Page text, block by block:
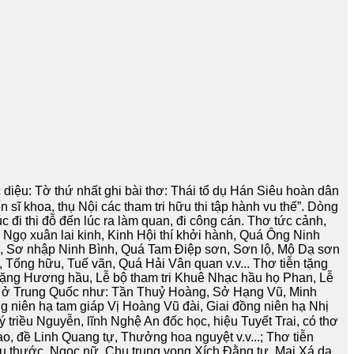
Tờ thứ nhất ghi bài thơ: Thái tổ dụ Hán Siêu hoàn dân
khoa, thụ Nội các tham tri hữu thi tập hành vu thế”. Dòng
đi thi đỗ đến lúc ra làm quan, đi công cán. Thơ tức cảnh,
xuân lai kinh, Kinh Hội thí khởi hành, Quá Ông Ninh
nhập Ninh Bình, Quá Tam Điệp sơn, Sơn lộ, Mộ Dạ sơn
hữu, Tuế vãn, Quá Hải Vân quan v.v... Thơ tiễn tặng
Hương hầu, Lễ bộ tham tri Khuê Nhạc hầu họ Phan, Lễ
Trung Quốc như: Tần Thuỷ Hoàng, Sở Hạng Vũ, Minh
niên hạ tam giáp Vị Hoàng Vũ đài, Giai đồng niên hạ Nhị
Nguyễn, lĩnh Nghệ An đốc học, hiệu Tuyết Trai, có thơ
đề Linh Quang tự, Thưởng hoa nguyệt v.v...; Thơ tiễn
thước, Ngọc nữ, Chu trung vọng Xích Đằng tự, Mai Xá dạ